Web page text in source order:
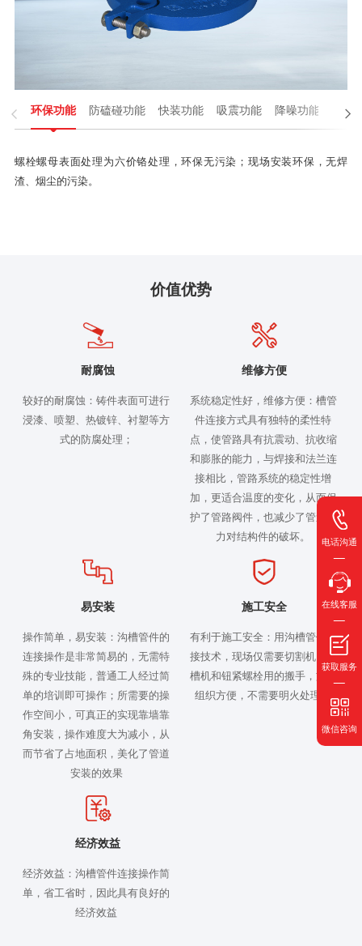
环保功能 防磕碰功能 快装功能 吸震功能 降噪功能 性


螺栓螺母表面处理为六价铬处理，环保无污染；现场安装环保，无焊
渣、烟尘的污染。
价值优势
耐腐蚀
较好的耐腐蚀：铸件表面可进行
浸漆、喷塑、热镀锌、衬塑等方
式的防腐处理；
维修方便
系统稳定性好，维修方便：槽管
件连接方式具有独特的柔性特
点，使管路具有抗震动、抗收缩
和膨胀的能力，与焊接和法兰连
接相比，管路系统的稳定性增
加，更适合温度的变化，从而保
护了管路阀件，也减少了管道应
力对结构件的破坏。
易安装
操作简单，易安装：沟槽管件的
连接操作是非常简易的，无需特
殊的专业技能，普通工人经过简
单的培训即可操作；所需要的操
作空间小，可真正的实现靠墙靠
角安装，操作难度大为减小，从
而节省了占地面积，美化了管道
安装的效果
施工安全
有利于施工安全：用沟槽管件连
接技术，现场仅需要切割机、滚
槽机和钮紧螺栓用的搬手，施工
组织方便，不需要明火处理。
经济效益
经济效益：沟槽管件连接操作简
单，省工省时，因此具有良好的
经济效益
电话沟通
在线客服
获取服务
微信咨询